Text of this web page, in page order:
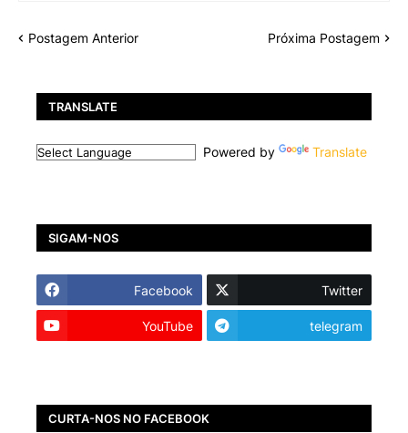
Postagem Anterior Próxima Postagem
TRANSLATE
Powered by Translate
SIGAM-NOS
Facebook Twitter
YouTube telegram
CURTA-NOS NO FACEBOOK